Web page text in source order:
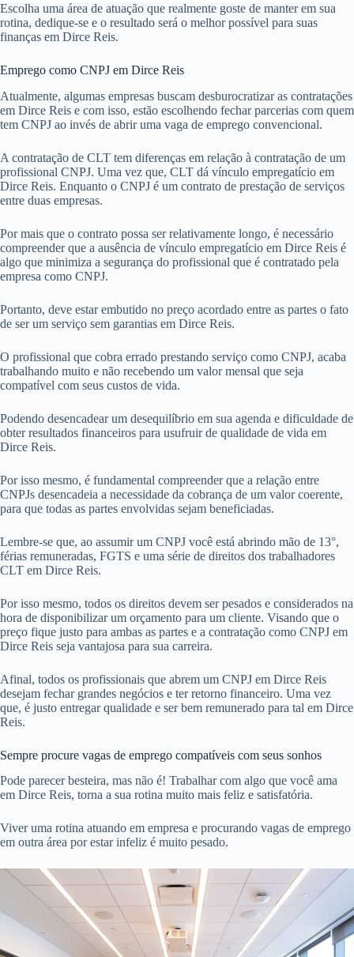
Escolha uma área de atuação que realmente goste de manter em sua
rotina, dedique-se e o resultado será o melhor possível para suas
finanças em Dirce Reis.
Emprego como CNPJ em Dirce Reis
Atualmente, algumas empresas buscam desburocratizar as contratações
em Dirce Reis e com isso, estão escolhendo fechar parcerias com quem
tem CNPJ ao invés de abrir uma vaga de emprego convencional.
A contratação de CLT tem diferenças em relação à contratação de um
profissional CNPJ. Uma vez que, CLT dá vínculo empregatício em
Dirce Reis. Enquanto o CNPJ é um contrato de prestação de serviços
entre duas empresas.
Por mais que o contrato possa ser relativamente longo, é necessário
compreender que a ausência de vínculo empregatício em Dirce Reis é
algo que minimiza a segurança do profissional que é contratado pela
empresa como CNPJ.
Portanto, deve estar embutido no preço acordado entre as partes o fato
de ser um serviço sem garantias em Dirce Reis.
O profissional que cobra errado prestando serviço como CNPJ, acaba
trabalhando muito e não recebendo um valor mensal que seja
compatível com seus custos de vida.
Podendo desencadear um desequilíbrio em sua agenda e dificuldade de
obter resultados financeiros para usufruir de qualidade de vida em
Dirce Reis.
Por isso mesmo, é fundamental compreender que a relação entre
CNPJs desencadeia a necessidade da cobrança de um valor coerente,
para que todas as partes envolvidas sejam beneficiadas.
Lembre-se que, ao assumir um CNPJ você está abrindo mão de 13°,
férias remuneradas, FGTS e uma série de direitos dos trabalhadores
CLT em Dirce Reis.
Por isso mesmo, todos os direitos devem ser pesados e considerados na
hora de disponibilizar um orçamento para um cliente. Visando que o
preço fique justo para ambas as partes e a contratação como CNPJ em
Dirce Reis seja vantajosa para sua carreira.
Afinal, todos os profissionais que abrem um CNPJ em Dirce Reis
desejam fechar grandes negócios e ter retorno financeiro. Uma vez
que, é justo entregar qualidade e ser bem remunerado para tal em Dirce
Reis.
Sempre procure vagas de emprego compatíveis com seus sonhos
Pode parecer besteira, mas não é! Trabalhar com algo que você ama
em Dirce Reis, torna a sua rotina muito mais feliz e satisfatória.
Viver uma rotina atuando em empresa e procurando vagas de emprego
em outra área por estar infeliz é muito pesado.